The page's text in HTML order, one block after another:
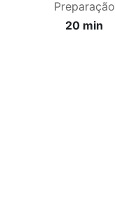
Preparação
20 min